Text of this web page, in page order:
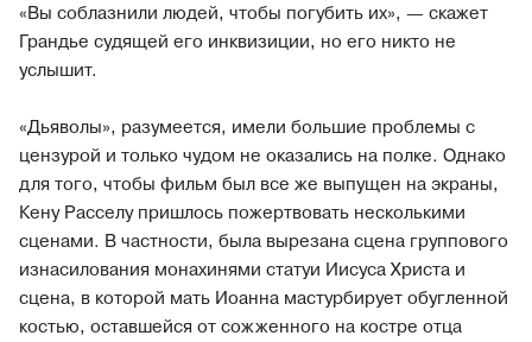
«Вы соблазнили людей, чтобы погубить их», — скажет
Грандье судящей его инквизиции, но его никто не
услышит.
«Дьяволы», разумеется, имели большие проблемы с
цензурой и только чудом не оказались на полке. Однако
для того, чтобы фильм был все же выпущен на экраны,
Кену Расселу пришлось пожертвовать несколькими
сценами. В частности, была вырезана сцена группового
изнасилования монахинями статуи Иисуса Христа и
сцена, в которой мать Иоанна мастурбирует обугленной
костью, оставшейся от сожженного на костре отца